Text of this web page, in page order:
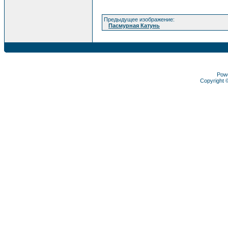
Предыдущее изображение:
Пасмурная Катунь
Copyright